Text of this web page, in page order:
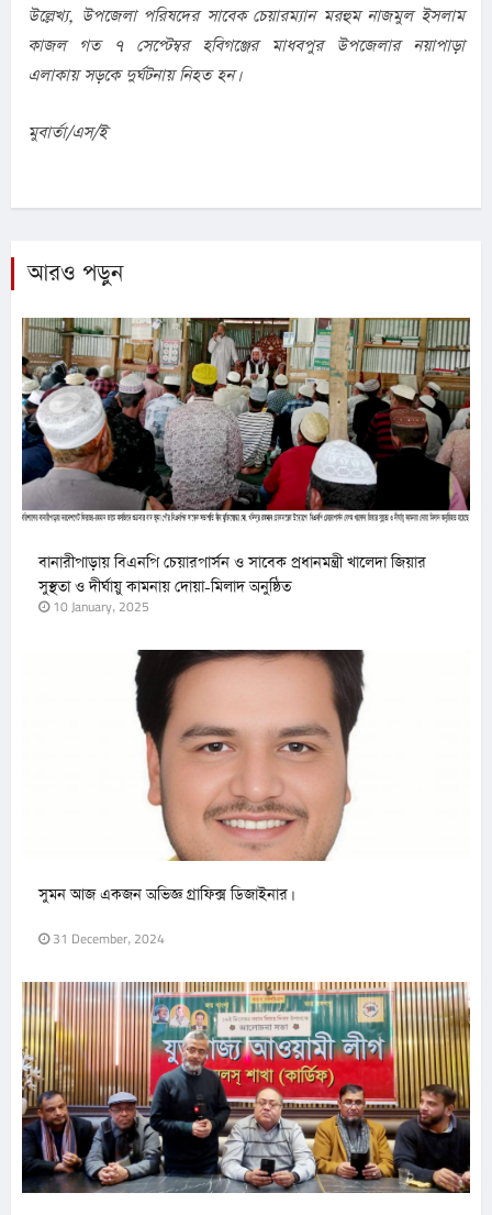
উল্লেখ্য, উপজেলা পরিষদের সাবেক চেয়ারম্যান মরহুম নাজমুল ইসলাম
কাজল গত ৭ সেপ্টেম্বর হবিগঞ্জের মাধবপুর উপজেলার নয়াপাড়া
এলাকায় সড়কে দুর্ঘটনায় নিহত হন।
মুবার্তা/এস/ই
আরও পড়ুন
বানারীপাড়ায় বিএনপি চেয়ারপার্সন ও সাবেক প্রধানমন্ত্রী খালেদা জিয়ার
সুস্থতা ও দীর্ঘায়ু কামনায় দোয়া-মিলাদ অনুষ্ঠিত
10 January, 2025
সুমন আজ একজন অভিজ্ঞ গ্রাফিক্স ডিজাইনার।
31 December, 2024